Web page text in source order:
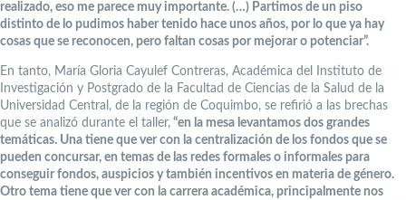
realizado, eso me parece muy importante. (…) Partimos de un piso
distinto de lo pudimos haber tenido hace unos años, por lo que ya hay
cosas que se reconocen, pero faltan cosas por mejorar o potenciar”.
En tanto, María Gloria Cayulef Contreras, Académica del Instituto de
Investigación y Postgrado de la Facultad de Ciencias de la Salud de la
Universidad Central, de la región de Coquimbo, se refirió a las brechas
que se analizó durante el taller, “en la mesa levantamos dos grandes
temáticas. Una tiene que ver con la centralización de los fondos que se
pueden concursar, en temas de las redes formales o informales para
conseguir fondos, auspicios y también incentivos en materia de género.
Otro tema tiene que ver con la carrera académica, principalmente nos